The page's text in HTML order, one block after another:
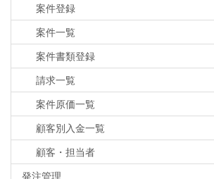
案件登録
案件一覧
案件書類登録
請求一覧
案件原価一覧
顧客別入金一覧
顧客・担当者
発注管理